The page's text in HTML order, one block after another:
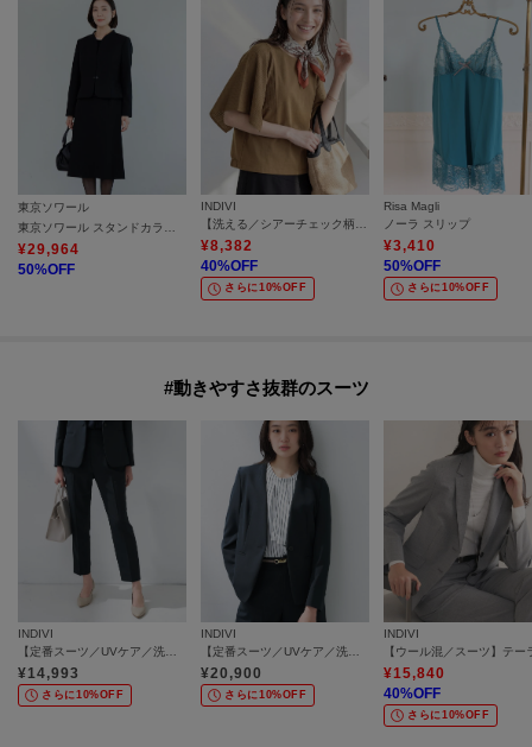
東京ソワール
東京ソワール スタンドカラージャケット＆前開きファスナーワンピース 2点セット 【喪服・礼服・ブラックフォーマル】
¥29,964
50%OFF
INDIVI
【洗える／シアーチェック柄】異素材コンビスリーブトップス
¥8,382
40%OFF
さらに10%OFF
Risa Magli
ノーラ スリップ
¥3,410
50%OFF
さらに10%OFF
#動きやすさ抜群のスーツ
INDIVI
¥14,993
さらに10%OFF
INDIVI
¥20,900
さらに10%OFF
INDIVI
¥15,840
40%OFF
さらに10%OFF